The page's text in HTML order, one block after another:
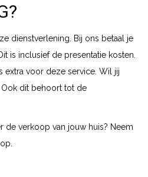
dienstverlening. Bij ons betaal je
is inclusief de presentatie kosten.
extra voor deze service. Wil jij
Ook dit behoort tot de
de verkoop van jouw huis? Neem